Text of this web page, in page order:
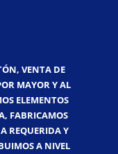
VENTA DE
MAYOR Y AL
ELEMENTOS
FABRICAMOS
REQUERIDA Y
A NIVEL